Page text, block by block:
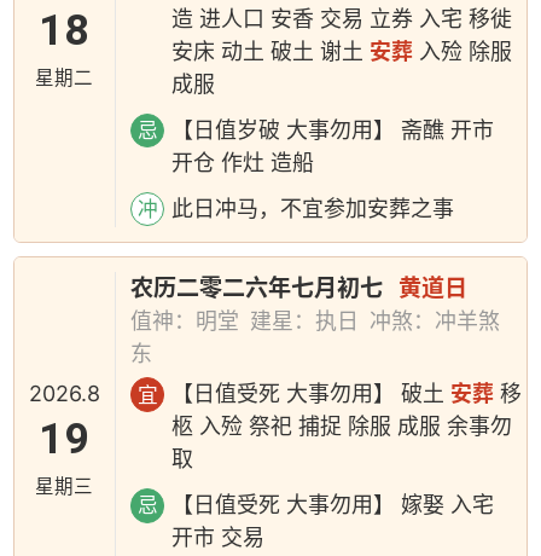
18
星期二
造 进人口 安香 交易 立券 入宅 移徙
安床 动土 破土 谢土 安葬 入殓 除服
成服
忌
【日值岁破 大事勿用】 斋醮 开市
开仓 作灶 造船
冲 此日冲马，不宜参加安葬之事
2026.8
19
星期三
农历二零二六年七月初七 黄道日
值神：明堂 建星：执日
冲煞：冲羊煞
东
宜 【日值受死 大事勿用】 破土 安葬 移
柩 入殓 祭祀 捕捉 除服 成服 余事勿
取
忌
【日值受死 大事勿用】 嫁娶 入宅
开市 交易